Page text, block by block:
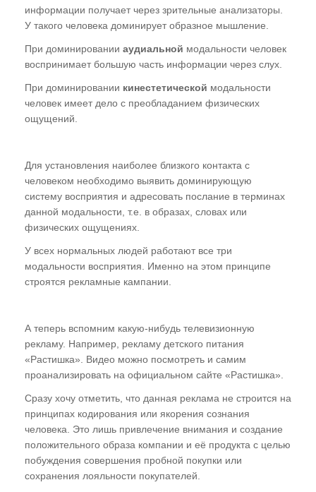
информации получает через зрительные анализаторы.
У такого человека доминирует образное мышление.
При доминировании аудиальной модальности человек
воспринимает большую часть информации через слух.
При доминировании кинестетической модальности
человек имеет дело с преобладанием физических
ощущений.
Для установления наиболее близкого контакта с
человеком необходимо выявить доминирующую
систему восприятия и адресовать послание в терминах
данной модальности, т.е. в образах, словах или
физических ощущениях.
У всех нормальных людей работают все три
модальности восприятия. Именно на этом принципе
строятся рекламные кампании.
А теперь вспомним какую-нибудь телевизионную
рекламу. Например, рекламу детского питания
«Растишка». Видео можно посмотреть и самим
проанализировать на официальном сайте «Растишка».
Сразу хочу отметить, что данная реклама не строится на
принципах кодирования или якорения сознания
человека. Это лишь привлечение внимания и создание
положительного образа компании и её продукта с целью
побуждения совершения пробной покупки или
сохранения лояльности покупателей.